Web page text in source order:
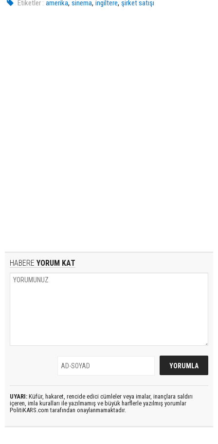
Etiketler : amerika,sinema,ingiltere,şirket satışı
HABERE YORUM KAT
UYARI: Küfür, hakaret, rencide edici cümleler veya imalar, inançlara saldırı
içeren, imla kuralları ile yazılmamış ve büyük harflerle yazılmış yorumlar
PolitiKARS.com tarafından onaylanmamaktadır.